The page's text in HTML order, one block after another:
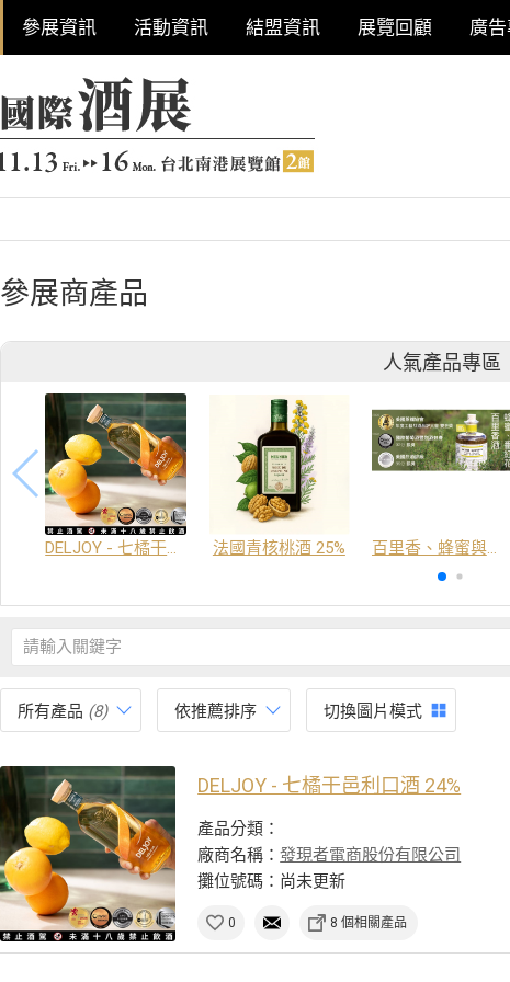
參展資訊 活動資訊 結盟資訊 展覽回顧 廣
參展商產品
人氣產品專區
DELJOY - 七橘干邑利口酒 24% 法國青核桃酒 25% 百里香、蜂蜜與番紅花酒
所有產品 (8) 依推薦排序 切換圖片模式
DELJOY - 七橘干邑利口酒 24%
產品分類：
廠商名稱：發現者電商股份有限公司
攤位號碼：尚未更新
0 8 個相關產品